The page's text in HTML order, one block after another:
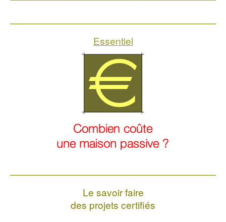
Essentiel
Le savoir faire
des projets certifiés